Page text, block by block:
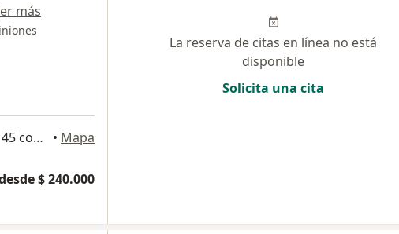
más
Torre Médica 2, Cra. 25a #1a Sur 45 consultorio 1650, Medellín • Mapa
$ 240.000
La reserva de citas en línea no está
disponible
Solicita una cita